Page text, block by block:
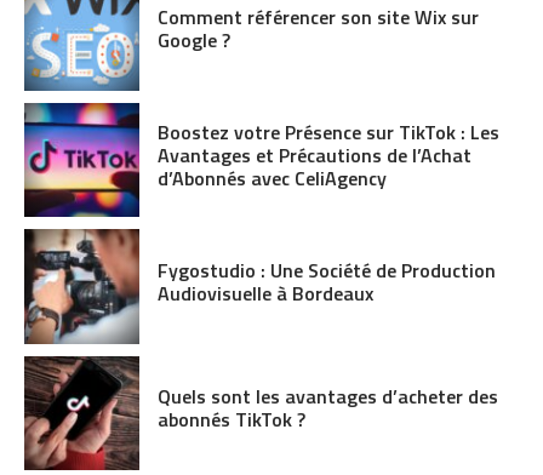
Comment référencer son site Wix sur
Google ?
Boostez votre Présence sur TikTok : Les
Avantages et Précautions de l’Achat
d’Abonnés avec CeliAgency
Fygostudio : Une Société de Production
Audiovisuelle à Bordeaux
Quels sont les avantages d’acheter des
abonnés TikTok ?